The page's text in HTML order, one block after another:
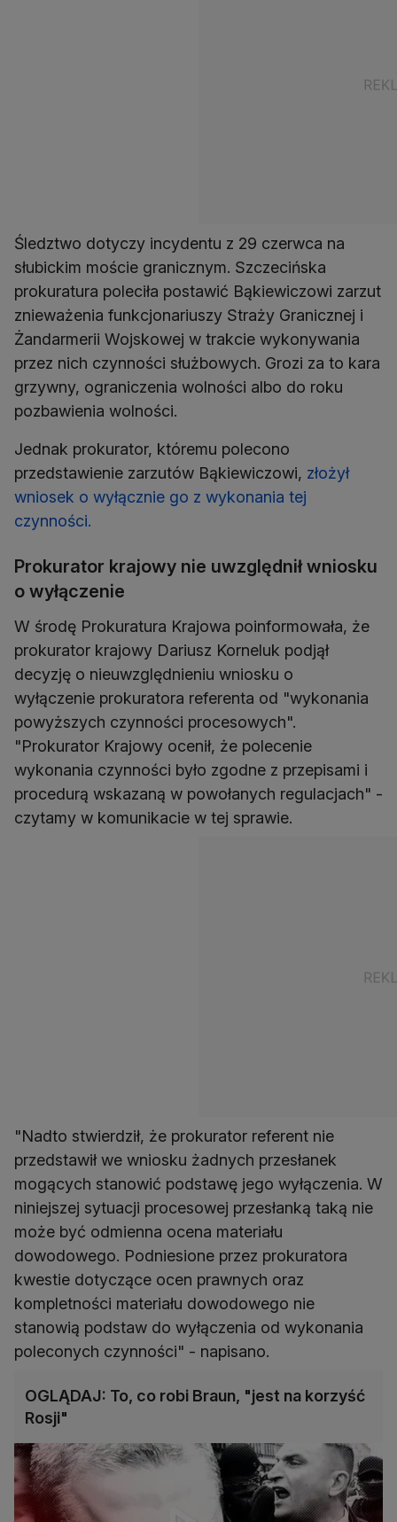
Śledztwo dotyczy incydentu z 29 czerwca na
słubickim moście granicznym. Szczecińska
prokuratura poleciła postawić Bąkiewiczowi zarzut
znieważenia funkcjonariuszy Straży Granicznej i
Żandarmerii Wojskowej w trakcie wykonywania
przez nich czynności służbowych. Grozi za to kara
grzywny, ograniczenia wolności albo do roku
pozbawienia wolności.
Jednak prokurator, któremu polecono
przedstawienie zarzutów Bąkiewiczowi, złożył
wniosek o wyłącznie go z wykonania tej
czynności.
Prokurator krajowy nie uwzględnił wniosku
o wyłączenie
W środę Prokuratura Krajowa poinformowała, że
prokurator krajowy Dariusz Korneluk podjął
decyzję o nieuwzględnieniu wniosku o
wyłączenie prokuratora referenta od "wykonania
powyższych czynności procesowych".
"Prokurator Krajowy ocenił, że polecenie
wykonania czynności było zgodne z przepisami i
procedurą wskazaną w powołanych regulacjach" -
czytamy w komunikacie w tej sprawie.
"Nadto stwierdził, że prokurator referent nie
przedstawił we wniosku żadnych przesłanek
mogących stanowić podstawę jego wyłączenia. W
niniejszej sytuacji procesowej przesłanką taką nie
może być odmienna ocena materiału
dowodowego. Podniesione przez prokuratora
kwestie dotyczące ocen prawnych oraz
kompletności materiału dowodowego nie
stanowią podstaw do wyłączenia od wykonania
poleconych czynności" - napisano.
OGLĄDAJ: To, co robi Braun, "jest na korzyść
Rosji"